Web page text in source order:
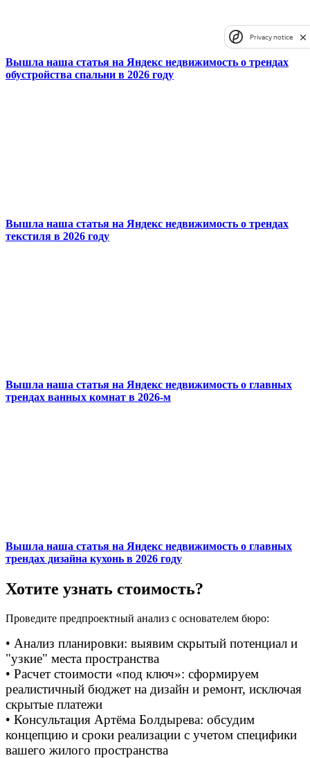
Вышла наша статья на Яндекс недвижимость о трендах
обустройства спальни в 2026 году
Вышла наша статья на Яндекс недвижимость о трендах
текстиля в 2026 году
Вышла наша статья на Яндекс недвижимость о главных
трендах ванных комнат в 2026-м
Вышла наша статья на Яндекс недвижимость о главных
трендах дизайна кухонь в 2026 году
Хотите узнать стоимость?
Проведите предпроектный анализ с основателем бюро:
• Анализ планировки: выявим скрытый потенциал и
"узкие" места пространства
• Расчет стоимости «под ключ»: сформируем
реалистичный бюджет на дизайн и ремонт, исключая
скрытые платежи
• Консультация Артёма Болдырева: обсудим
концепцию и сроки реализации с учетом специфики
вашего жилого пространства
Privacy notice